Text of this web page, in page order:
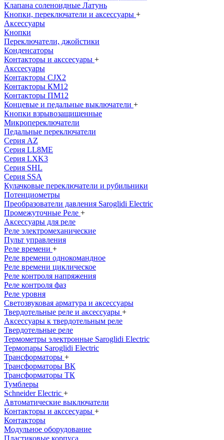
Клапана соленоидные Латунь
Кнопки, переключатели и аксессуары +
Аксессуары
Кнопки
Переключатели, джойстики
Конденсаторы
Контакторы и акссесуары +
Акссесуары
Контакторы CJX2
Контакторы КМ12
Контакторы ПМ12
Концевые и педальные выключатели +
Кнопки взрывозащищенные
Микропереключатели
Педальные переключатели
Серия AZ
Серия LL8ME
Серия LXK3
Серия SHL
Серия SSA
Кулачковые переключатели и рубильники
Потенциометры
Преобразователи давления Saroglidi Electric
Промежуточные Реле +
Аксессуары для реле
Реле электромеханические
Пульт управления
Реле времени +
Реле времени однокомандное
Реле времени циклическое
Реле контроля напряжения
Реле контроля фаз
Реле уровня
Светозвуковая арматура и аксессуары
Твердотельные реле и аксессуары +
Аксессуары к твердотельным реле
Твердотельные реле
Термометры электронные Saroglidi Electric
Термопары Saroglidi Electric
Трансформаторы +
Трансформаторы ВК
Трансформаторы ТК
Тумблеры
Schneider Electric +
Автоматические выключатели
Контакторы и акссесуары +
Контакторы
Модульное оборудование
Пластиковые корпуса